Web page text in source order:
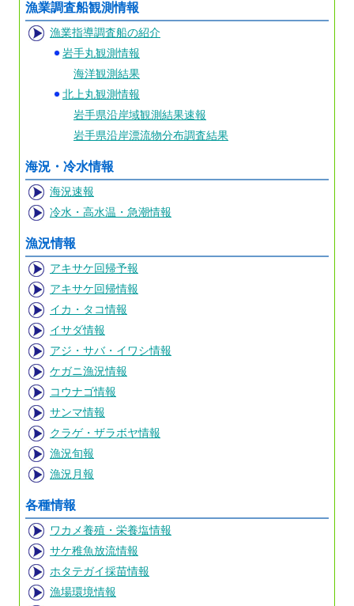
漁業調査船観測情報
漁業指導調査船の紹介
岩手丸観測情報
海洋観測結果
北上丸観測情報
岩手県沿岸域観測結果速報
岩手県沿岸漂流物分布調査結果
海況・冷水情報
海況速報
冷水・高水温・急潮情報
漁況情報
アキサケ回帰予報
アキサケ回帰情報
イカ・タコ情報
イサダ情報
アジ・サバ・イワシ情報
ケガニ漁況情報
コウナゴ情報
サンマ情報
クラゲ・ザラボヤ情報
漁況旬報
漁況月報
各種情報
ワカメ養殖・栄養塩情報
サケ稚魚放流情報
ホタテガイ採苗情報
漁場環境情報